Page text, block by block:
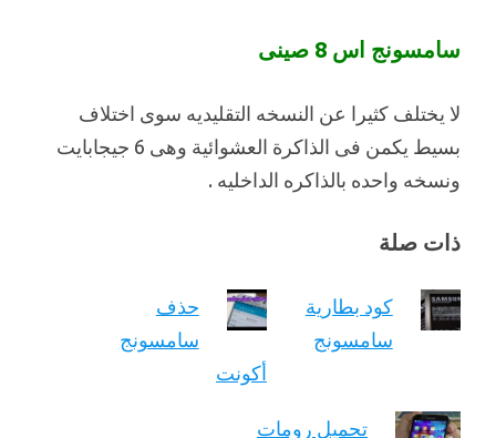
سامسونج اس 8 صينى
لا يختلف كثيرا عن النسخه التقليديه سوى اختلاف
بسيط يكمن فى الذاكرة العشوائية وهى 6 جيجابايت
ونسخه واحده بالذاكره الداخليه .
ذات صلة
كود بطارية
سامسونج
حذف
سامسونج
أكونت
تحميل رومات